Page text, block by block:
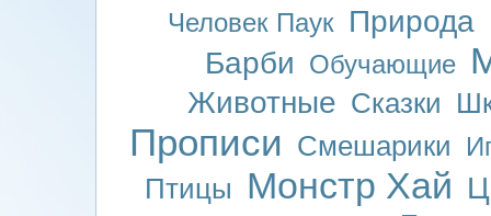
Человек Паук Природа
Барби Обучающие
Животные Сказки
Прописи Смешарики
Птицы Монстр Хай